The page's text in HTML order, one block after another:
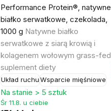
Performance Protein®, natywne
białko serwatkowe, czekolada,
1000 g Natywne białko
serwatkowe z siarą krowią i
kolagenem wołowym grass-fed,
suplement diety
Układ ruchuWsparcie mięśniowe
Na stanie > 5 sztuk
Śr 11.8. u ciebie